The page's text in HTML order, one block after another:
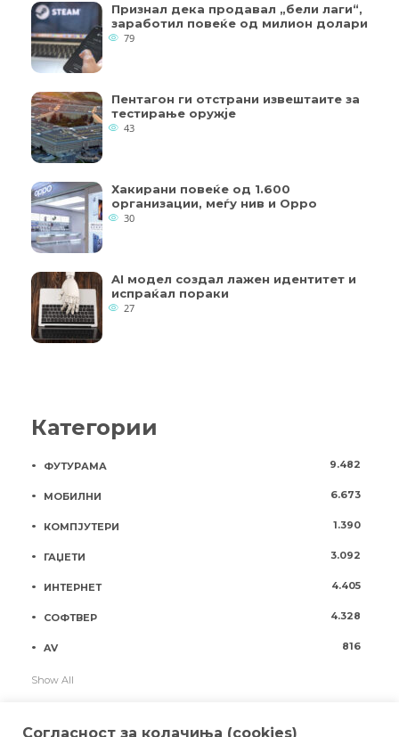
Признал дека продавал „бели лаги“,
заработил повеќе од милион долари
79
Пентагон ги отстрани извештаите за
тестирање оружје
43
Хакирани повеќе од 1.600
организации, меѓу нив и Oppo
30
AI модел создал лажен идентитет и
испраќал пораки
27
Категории
ФУТУРАМА 9.482
МОБИЛНИ 6.673
КОМПЈУТЕРИ 1.390
ГАЏЕТИ 3.092
ИНТЕРНЕТ 4.405
СОФТВЕР 4.328
AV 816
Show All
Согласност за колачиња (cookies)